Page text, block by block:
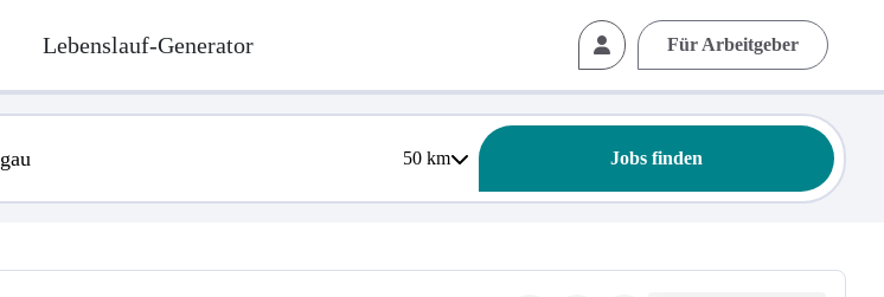
Lebenslauf-Generator Für Arbeitgeber
50km Jobs finden